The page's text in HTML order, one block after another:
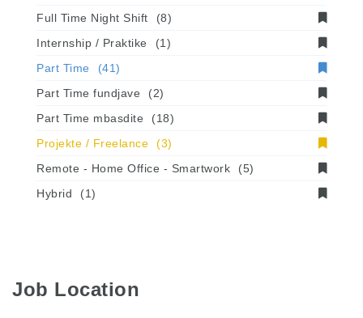
Full Time Night Shift
(8)
Internship / Praktike
(1)
Part Time
(41)
Part Time fundjave
(2)
Part Time mbasdite
(18)
Projekte / Freelance
(3)
Remote - Home Office - Smartwork
(5)
Hybrid
(1)
Job Location